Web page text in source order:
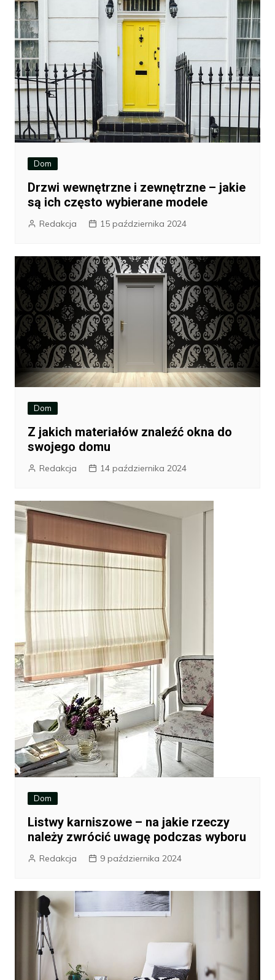
Dom
Drzwi wewnętrzne i zewnętrzne – jakie
są ich często wybierane modele
Redakcja 15 października 2024
Dom
Z jakich materiałów znaleźć okna do
swojego domu
Redakcja 14 października 2024
Dom
Listwy karniszowe – na jakie rzeczy
należy zwrócić uwagę podczas wyboru
Redakcja 9 października 2024